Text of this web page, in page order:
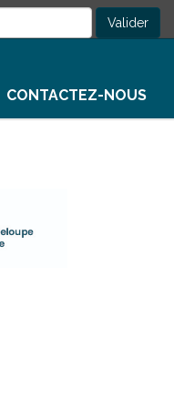
Valider
CONTACTEZ-NOUS